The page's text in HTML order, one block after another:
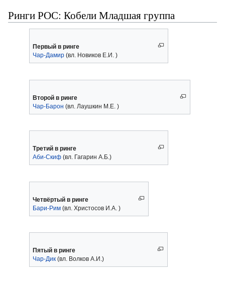
Ринги РОС: Кобели Младшая группа
Первый в ринге
Чар-Дамир(вл. Новиков Е.И. )
Второй в ринге
Чар-Барон (вл. Лаушкин М.Е. )
Третий в ринге
Аби-Скиф (вл. Гагарин А.Б.)
Четвёртый в ринге
Бари-Рим(вл. Христосов И.А. )
Пятый в ринге
Чар-Дик (вл. Волков А.И.)